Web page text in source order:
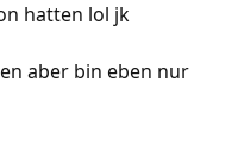
hatten lol jk
aber bin eben nur